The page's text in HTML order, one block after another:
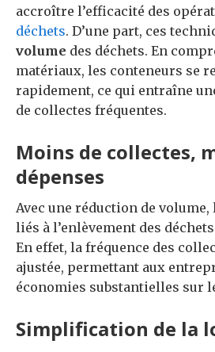
accroître l’efficacité des
déchets. D’une part, ces
volume des déchets. En
matériaux, les conteneurs se
rapidement, ce qui entraîne
de collectes fréquentes.
Moins de collectes,
dépenses
Avec une réduction de
liés à l’enlèvement des
En effet, la fréquence des
ajustée, permettant aux
économies substantielles sur
Simplification de la